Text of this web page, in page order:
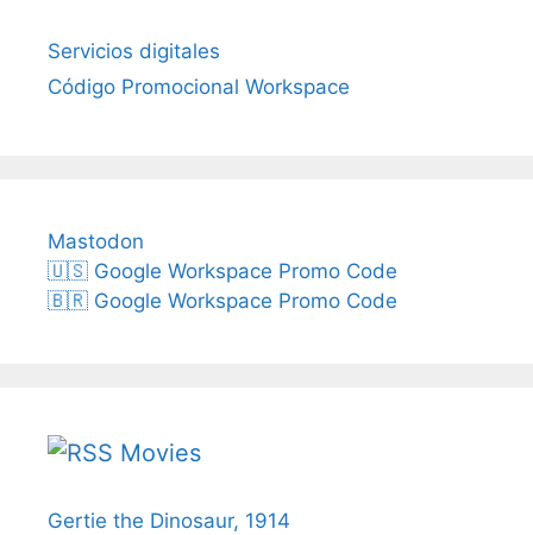
Servicios digitales
Código Promocional Workspace
Mastodon
🇺🇸 Google Workspace Promo Code
🇧🇷 Google Workspace Promo Code
Movies
Gertie the Dinosaur, 1914